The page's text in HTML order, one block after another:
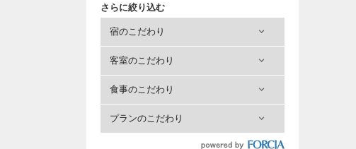
さらに絞り込む
宿のこだわり
客室のこだわり
食事のこだわり
プランのこだわり